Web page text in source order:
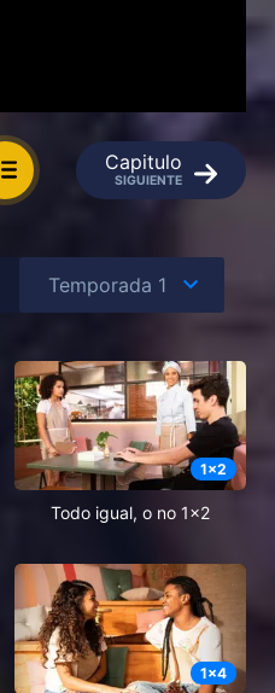
Capitulo
SIGUIENTE
1x2
Todo igual, o no 1x2
1x4